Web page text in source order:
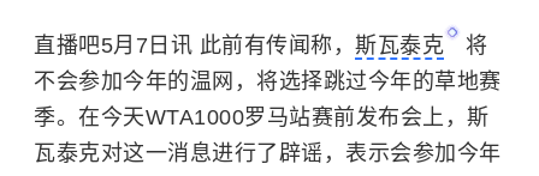
直播吧5月7日讯 此前有传闻称， 斯瓦泰克
将
不会参加今年的温网，将选择跳过今年的草地赛
季。在今天WTA1000罗马站赛前发布会上，斯
瓦泰克对这一消息进行了辟谣，表示会参加今年